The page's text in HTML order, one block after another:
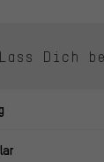
Lass Dich